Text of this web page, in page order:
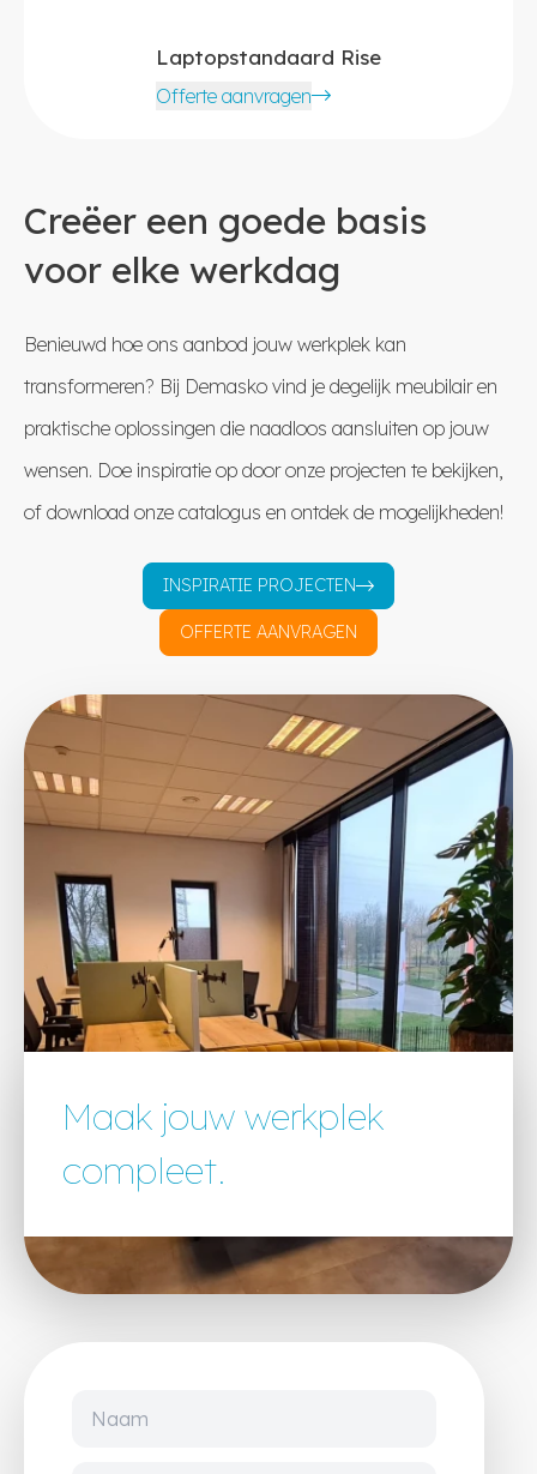
Laptopstandaard Rise
Offerte aanvragen
Creëer een goede basis
voor elke werkdag
Benieuwd hoe ons aanbod jouw werkplek kan
transformeren? Bij Demasko vind je degelijk meubilair en
praktische oplossingen die naadloos aansluiten op jouw
wensen. Doe inspiratie op door onze projecten te bekijken,
of download onze catalogus en ontdek de mogelijkheden!
INSPIRATIE PROJECTEN
OFFERTE AANVRAGEN
Maak jouw werkplek
compleet.